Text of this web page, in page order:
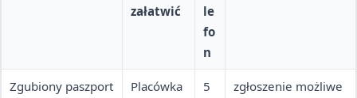
załatwić
le
fo
n
Zgubiony paszport
Placówka
5
zgłoszenie możliwe